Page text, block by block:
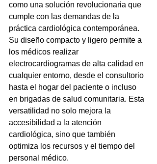
como una solución revolucionaria que
cumple con las demandas de la
práctica cardiológica contemporánea.
Su diseño compacto y ligero permite a
los médicos realizar
electrocardiogramas de alta calidad en
cualquier entorno, desde el consultorio
hasta el hogar del paciente o incluso
en brigadas de salud comunitaria. Esta
versatilidad no solo mejora la
accesibilidad a la atención
cardiológica, sino que también
optimiza los recursos y el tiempo del
personal médico.